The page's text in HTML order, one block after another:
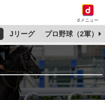
dメニュー
Jリーグ プロ野球（2軍）